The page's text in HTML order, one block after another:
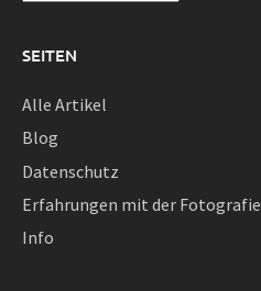
SEITEN
Alle Artikel
Blog
Datenschutz
Erfahrungen mit der Fotografie
Info